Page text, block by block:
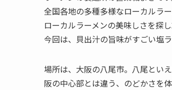
全国各地の多種多様なローカルラ
ローカルラーメンの美味しさを探
今回は、貝出汁の旨味がすごい塩
場所は、大阪の八尾市。八尾とい
阪の中心部とは違う、のどかさを